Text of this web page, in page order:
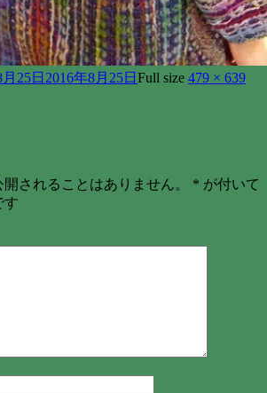
25日 2016年8月25日 Full size 479 × 639
されることはありません。 * が付いて
す